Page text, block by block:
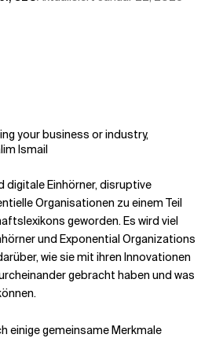
your business or industry,
Ismail
digitale Einhörner, disruptive
Organisationen zu einem Teil
geworden. Es wird viel
und Exponential Organizations
wie sie mit ihren Innovationen
gebracht haben und was
einige gemeinsame Merkmale